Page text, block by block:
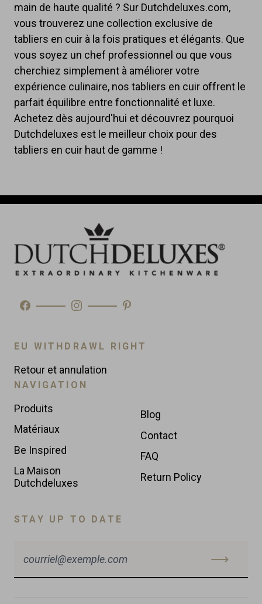
main de haute qualité ? Sur Dutchdeluxes.com,
vous trouverez une collection exclusive de
tabliers en cuir à la fois pratiques et élégants. Que
vous soyez un chef professionnel ou que vous
cherchiez simplement à améliorer votre
expérience culinaire, nos tabliers en cuir offrent le
parfait équilibre entre fonctionnalité et luxe.
Achetez dès aujourd'hui et découvrez pourquoi
Dutchdeluxes est le meilleur choix pour des
tabliers en cuir haut de gamme !
EU WITHDRAWL RIGHT
Retour et annulation
NAVIGATION
Produits
Matériaux
Be Inspired
La Maison
Dutchdeluxes
Blog
Contact
FAQ
Return Policy
STAY UP TO DATE